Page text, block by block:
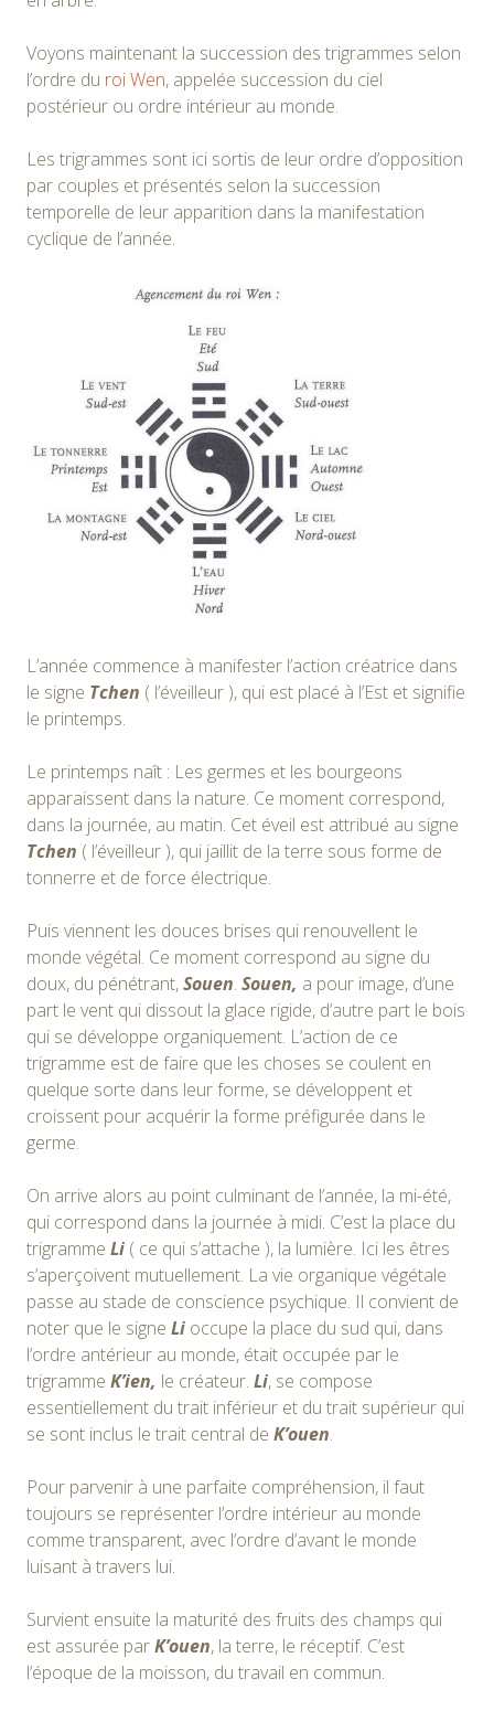
Voyons maintenant la succession des trigrammes selon
l’ordre du roi Wen, appelée succession du ciel
postérieur ou ordre intérieur au monde.
Les trigrammes sont ici sortis de leur ordre d’opposition
par couples et présentés selon la succession
temporelle de leur apparition dans la manifestation
cyclique de l’année.
L’année commence à manifester l’action créatrice dans
le signe Tchen ( l’éveilleur ), qui est placé à l’Est et signifie
le printemps.
Le printemps naît : Les germes et les bourgeons
apparaissent dans la nature. Ce moment correspond,
dans la journée, au matin. Cet éveil est attribué au signe
Tchen ( l’éveilleur ), qui jaillit de la terre sous forme de
tonnerre et de force électrique.
Puis viennent les douces brises qui renouvellent le
monde végétal. Ce moment correspond au signe du
doux, du pénétrant,Souen. Souen, a pour image, d’une
part le vent qui dissout la glace rigide, d’autre part le bois
qui se développe organiquement. L’action de ce
trigramme est de faire que les choses se coulent en
quelque sorte dans leur forme, se développent et
croissent pour acquérir la forme préfigurée dans le
germe.
On arrive alors au point culminant de l’année, la mi-été,
qui correspond dans la journée à midi. C’est la place du
trigramme Li ( ce qui s’attache ), la lumière. Ici les êtres
s’aperçoivent mutuellement. La vie organique végétale
passe au stade de conscience psychique. Il convient de
noter que le signe Li occupe la place du sud qui, dans
l’ordre antérieur au monde, était occupée par le
trigramme K’ien, le créateur. Li, se compose
essentiellement du trait inférieur et du trait supérieur qui
se sont inclus le trait central de K’ouen.
Pour parvenir à une parfaite compréhension, il faut
toujours se représenter l’ordre intérieur au monde
comme transparent, avec l’ordre d’avant le monde
luisant à travers lui.
Survient ensuite la maturité des fruits des champs qui
est assurée parK’ouen, la terre, le réceptif. C’est
l’époque de la moisson, du travail en commun.